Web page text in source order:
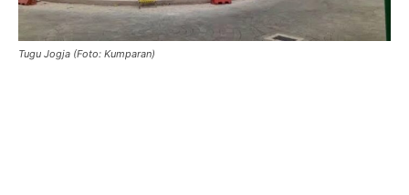
Tugu Jogja (Foto: Kumparan)